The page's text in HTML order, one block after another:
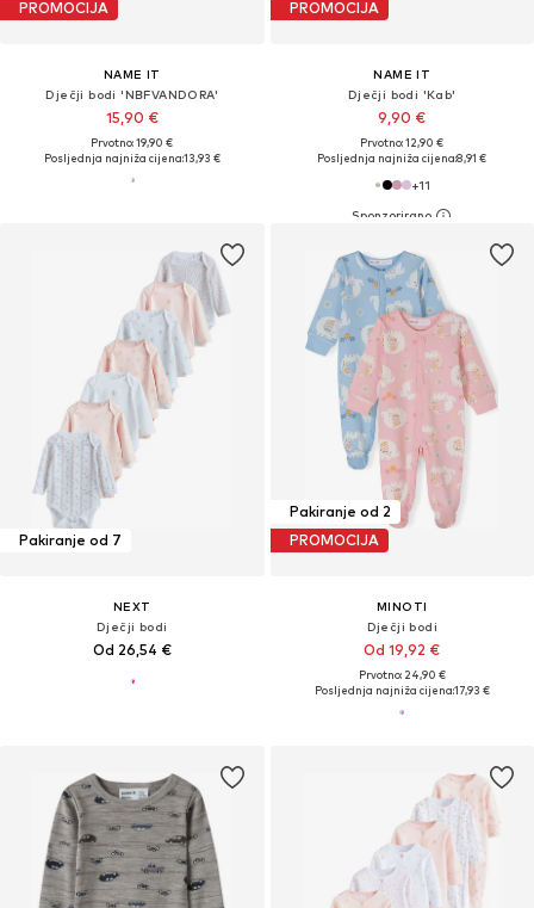
PROMOCIJA
NAME IT
Dječji bodi 'NBFVANDORA'
15,90 €
Prvotno: 19,90 €
Posljednja najniža cijena:13,93 €
PROMOCIJA
NAME IT
Dječji bodi 'Kab'
9,90 €
Prvotno: 12,90 €
Posljednja najniža cijena:8,91 €
+11
Pakiranje od 7
NEXT
Dječji bodi
Od 26,54 €
Pakiranje od 2
PROMOCIJA
MINOTI
Dječji bodi
Od 19,92 €
Prvotno: 24,90 €
Posljednja najniža cijena:17,93 €